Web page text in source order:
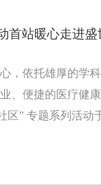
站暖心走进盛
，依托雄厚的学
、便捷的医疗健
” 专题系列活动